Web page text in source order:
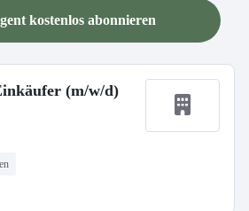
kostenlos abonnieren
(m/w/d)